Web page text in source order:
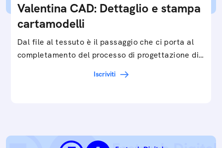
Valentina CAD: Dettaglio e stampa
cartamodelli
Dal file al tessuto è il passaggio che ci porta al
completamento del processo di progettazione di
Iscriviti